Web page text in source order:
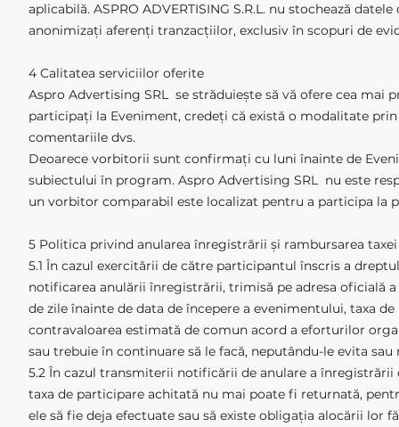
aplicabilă. ASPRO ADVERTISING S.R.L. nu stochează
anonimizați aferenți tranzacțiilor, exclusiv în scopuri de
4 Calitatea serviciilor oferite
Aspro Advertising SRL se străduiește să vă ofere cea mai
participați la Eveniment, credeți că există o modalitate
comentariile dvs.
Deoarece vorbitorii sunt confirmați cu luni înainte de
subiectului în program. Aspro Advertising SRL nu este
un vorbitor comparabil este localizat pentru a participa la
5 Politica privind anularea înregistrării și rambursarea
5.1 În cazul exercitării de către participantul înscris a
notificarea anulării înregistrării, trimisă pe adresa oficială
de zile înainte de data de începere a evenimentului, taxa
contravaloarea estimată de comun acord a eforturilor
sau trebuie în continuare să le facă, neputându-le evita sau
5.2 În cazul transmiterii notificării de anulare a
taxa de participare achitată nu mai poate fi returnată,
ele să fie deja efectuate sau să existe obligația alocării lor